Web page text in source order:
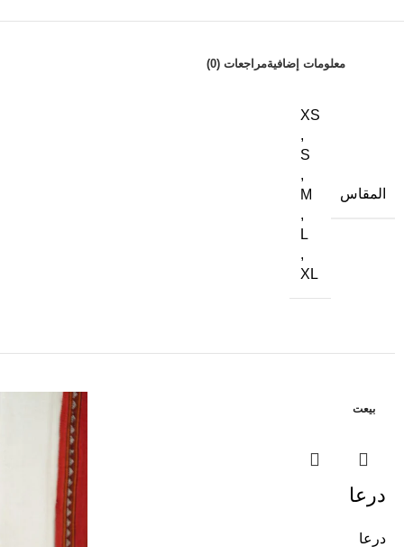
معلومات إضافيةمراجعات (0)
المقاس
XS
,
S
,
M
,
L
,
XL
بيعت
درعا
درعا